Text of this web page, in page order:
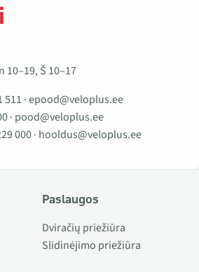
10–19, Š 10–17
511 ·epood@veloplus.ee
· pood@veloplus.ee
000· hooldus@veloplus.ee
Paslaugos
Dviračių priežiūra
Slidinėjimo priežiūra